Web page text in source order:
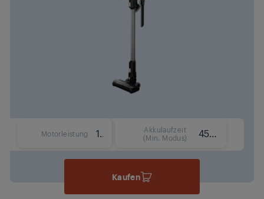
Motorleistung 110 W
Akkulaufzeit
(Min. Modus)
45 Min.
Kaufen